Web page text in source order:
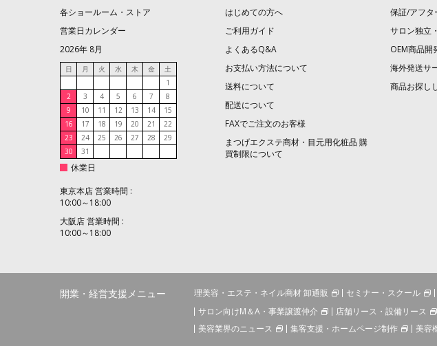
各ショールーム・ストア
営業日カレンダー
2026年 8月
日 月 火 水 木 金
土
1
2
3 4 5 6 7
8
9
10 11 12 13 14
15
16
17 18 19 20 21
22
23
24 25 26 27 28
29
30
31
休業日
東京本店 営業時間 :
10:00～18:00
大阪店 営業時間 :
10:00～18:00
はじめての方へ
ご利用ガイド
よくあるQ&A
お支払い方法について
送料について
配送について
FAXでご注文のお客様
まつげエクステ商材・目元用化粧品 購
買制限について
保証/アフタ
サロン独立
OEM商品開
海外発送サ
商品お探し
開業・経営支援メニュー 理美容・エステ・ネイル商材 卸通販 セミナー・スクール
サロン向けM＆A・事業譲渡仲介
店舗リース・設備リース
美容業界のニュース
集客支援・ホームページ制作 美容